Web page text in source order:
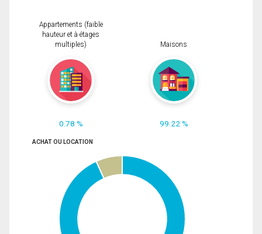
Appartements (faible
hauteur et à étages
multiples)
0.78 %
Maisons
99.22 %
ACHAT OU LOCATION